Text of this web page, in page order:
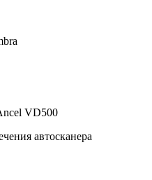
VD500
автосканера